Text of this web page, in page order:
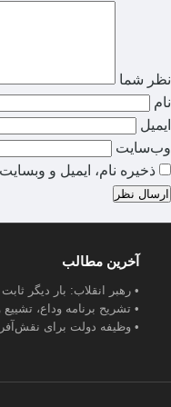
نظر شما
نام
ایمیل
وب‌سایت
ذخیره نام، ایمیل و
ارسال نظر
آخرین مطالب
• رهبر انقلاب: بار دیگر
• تشریح برنامه وداع، تشییع
• وظیفه دولت برای